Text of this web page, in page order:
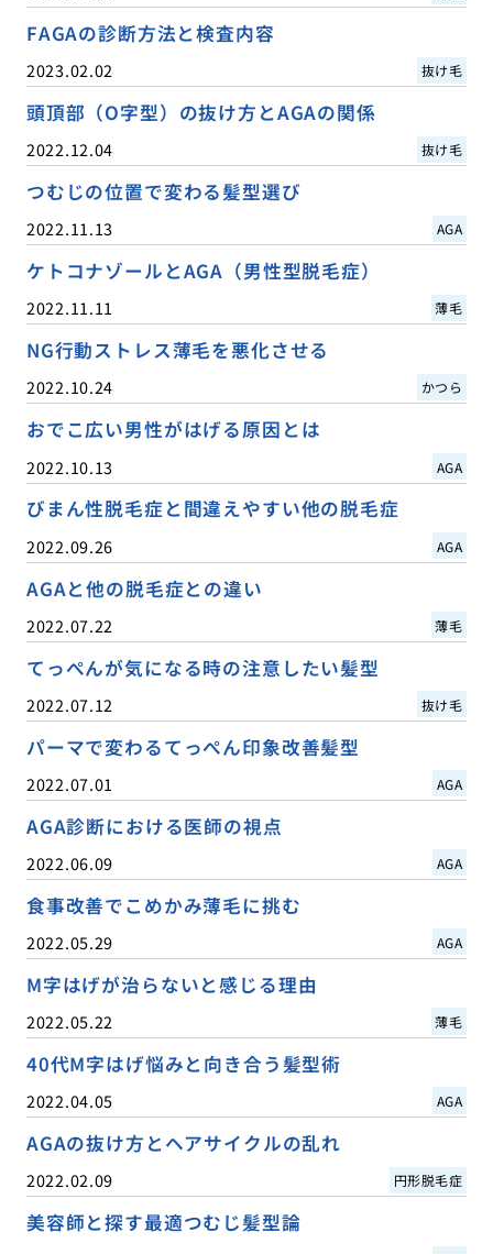
FAGAの診断方法と検査内容
2023.02.02 抜け毛
頭頂部（O字型）の抜け方とAGAの関係
2022.12.04 抜け毛
つむじの位置で変わる髪型選び
2022.11.13 AGA
ケトコナゾールとAGA（男性型脱毛症）
2022.11.11 薄毛
NG行動ストレス薄毛を悪化させる
2022.10.24 かつら
おでこ広い男性がはげる原因とは
2022.10.13 AGA
びまん性脱毛症と間違えやすい他の脱毛症
2022.09.26 AGA
AGAと他の脱毛症との違い
2022.07.22 薄毛
てっぺんが気になる時の注意したい髪型
2022.07.12 抜け毛
パーマで変わるてっぺん印象改善髪型
2022.07.01 AGA
AGA診断における医師の視点
2022.06.09 AGA
食事改善でこめかみ薄毛に挑む
2022.05.29 AGA
M字はげが治らないと感じる理由
2022.05.22 薄毛
40代M字はげ悩みと向き合う髪型術
2022.04.05 AGA
AGAの抜け方とヘアサイクルの乱れ
2022.02.09 円形脱毛症
美容師と探す最適つむじ髪型論